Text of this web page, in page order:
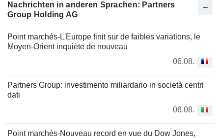
Nachrichten in anderen Sprachen: Partners
Group Holding AG
Point marchés-L'Europe finit sur de faibles variations, le
Moyen-Orient inquiète de nouveau
06.08.
Partners Group: investimento miliardario in società centri
dati
06.08.
Point marchés-Nouveau record en vue du Dow Jones,